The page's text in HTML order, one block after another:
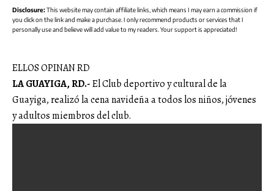
Disclosure:This website may contain affiliate links, which means I may earn a commission if
you click on the link and make a purchase. I only recommend products or services that I
personally use and believe will add value to my readers. Your support is appreciated!
ELLOS OPINAN RD
LA GUAYIGA, RD.-El Club deportivo y cultural de la
Guayiga, realizó la cena navideña a todos los niños, jóvenes
y adultos miembros del club.